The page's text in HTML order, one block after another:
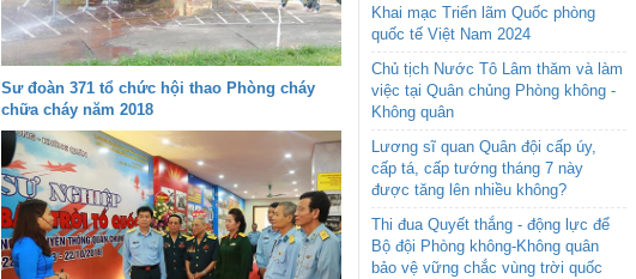
Sư đoàn 371 tổ chức hội thao Phòng cháy
chữa cháy năm 2018
Khai mạc Triển lãm Quốc phòng
quốc tế Việt Nam 2024
Chủ tịch Nước Tô Lâm thăm và làm
việc tại Quân chủng Phòng không -
Không quân
Lương sĩ quan Quân đội cấp úy,
cấp tá, cấp tướng tháng 7 này
được tăng lên nhiều không?
Thi đua Quyết thắng - động lực để
Bộ đội Phòng không-Không quân
bảo vệ vững chắc vùng trời quốc